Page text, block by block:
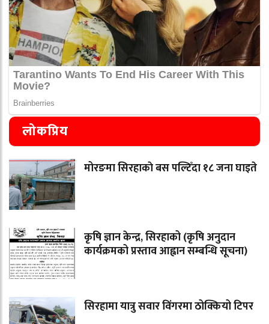
लोकप्रिय
मोरङमा सिरहाकाे बस पल्टिँदा १८ जना घाइते
कृषि ज्ञान केन्द्र, सिरहाको (कृषि अनुदान
कार्यक्रमको प्रस्ताव आह्वान सम्बन्धि सूचना)
सिरहामा यात्रु सवार विंगरमा ठोक्कियो टिपर